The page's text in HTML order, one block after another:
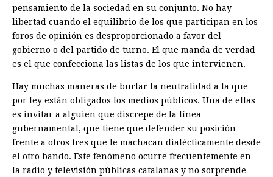
pensamiento de la sociedad en su conjunto. No hay
libertad cuando el equilibrio de los que participan en los
foros de opinión es desproporcionado a favor del
gobierno o del partido de turno. El que manda de verdad
es el que confecciona las listas de los que intervienen.
Hay muchas maneras de burlar la neutralidad a la que
por ley están obligados los medios públicos. Una de ellas
es invitar a alguien que discrepe de la línea
gubernamental, que tiene que defender su posición
frente a otros tres que le machacan dialécticamente desde
el otro bando. Este fenómeno ocurre frecuentemente en
la radio y televisión públicas catalanas y no sorprende